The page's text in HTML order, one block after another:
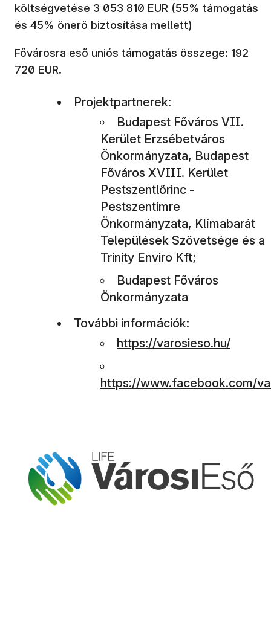
költségvetése 3 053 810 EUR (55% támogatás
és 45% önerő biztosítása mellett)
Fővárosra eső uniós támogatás összege: 192
720 EUR.
Projektpartnerek:
Budapest Főváros VII.
Kerület Erzsébetváros
Önkormányzata, Budapest
Főváros XVIII. Kerület
Pestszentlőrinc -
Pestszentimre
Önkormányzata, Klímabarát
Települések Szövetsége és a
Trinity Enviro Kft;
Budapest Főváros
Önkormányzata
További információk:
https://varosieso.hu/
https://www.facebook.com/